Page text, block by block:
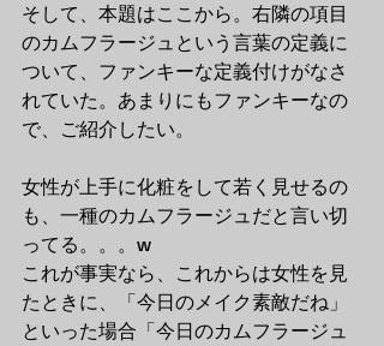
そして、本題はここから。右隣の項目
のカムフラージュという言葉の定義に
ついて、ファンキーな定義付けがなさ
れていた。あまりにもファンキーなの
で、ご紹介したい。
女性が上手に化粧をして若く見せるの
も、一種のカムフラージュだと言い切
ってる。。。w
これが事実なら、これからは女性を見
たときに、「今日のメイク素敵だね」
といった場合「今日のカムフラージュ